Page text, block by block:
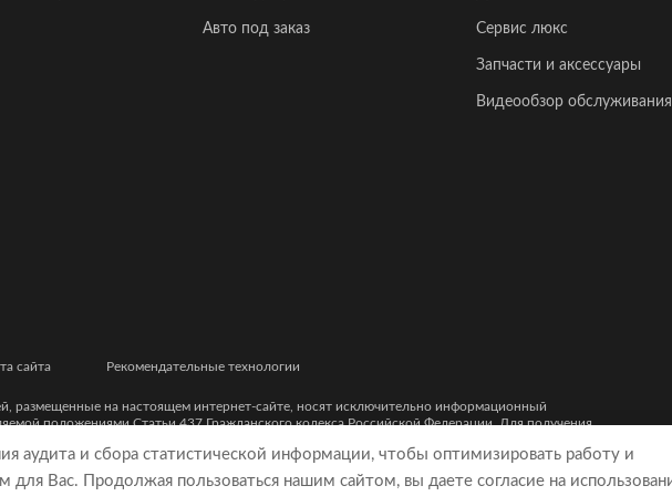
Авто под заказ Сервис люкс
Запчасти и аксессуары
Видеообзор обслуживания
сайта Рекомендательные технологии
размещенные на настоящем интернет-сайте, носят исключительно информационный
положениями Статьи 437 Гражданского кодекса Российской Федерации. Для получения
характеристиками и цветовыми сочетаниями, а также точной стоимости автомобилей,
ОГРН 5077746977930)
аудита и сбора статистической информации, чтобы оптимизировать работу и
для Вас. Продолжая пользоваться нашим сайтом, вы даете согласие на